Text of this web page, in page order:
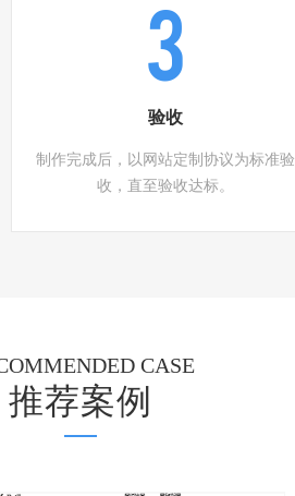
3
验收
制作完成后，以网站定制协议为标准验
收，直至验收达标。
CASE
推荐案例